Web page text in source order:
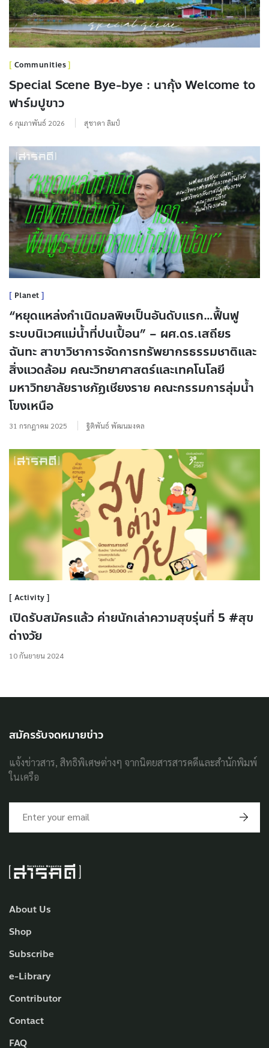
Communities
Special Scene Bye-bye : นากุ้ง Welcome to
ฟาร์มปูขาว
6 กุมภาพันธ์ 2026 สุชาดา ลิมป์
Planet
“หยุดแหล่งกำเนิดมลพิษเป็นอันดับแรก…ฟื้นฟู
ระบบนิเวศแม่น้ำที่ปนเปื้อน” – ผศ.ดร.เสถียร
ฉันทะ สาขาวิชาการจัดการทรัพยากรธรรมชาติและ
สิ่งแวดล้อม คณะวิทยาศาสตร์และเทคโนโลยี
มหาวิทยาลัยราชภัฏเชียงราย คณะกรรมการลุ่มน้ำ
โขงเหนือ
31 กรกฎาคม 2025 ฐิติพันธ์ พัฒนมงคล
Activity
เปิดรับสมัครแล้ว ค่ายนักเล่าความสุขรุ่นที่ 5 #สุข
ต่างวัย
10 กันยายน 2024
About Us
Shop
Subscribe
e-Library
Contributor
Contact
FAQ
สมัครรับจดหมายข่าว
แจ้งข่าวสาร, สิทธิพิเศษต่างๆ จากนิตยสารสารคดีและสำนักพิมพ์
ในเครือ